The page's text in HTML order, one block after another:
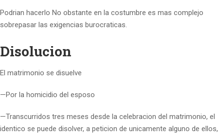
Podri­an hacerlo No obstante en la costumbre es mas complejo
sobrepasar las exigencias burocraticas.
Disolucion
El matrimonio se disuelve
—Por la homicidio del esposo
—Transcurridos tres meses desde la celebracion del matrimonio, el
identico se puede disolver, a peticion de unicamente alguno de ellos,